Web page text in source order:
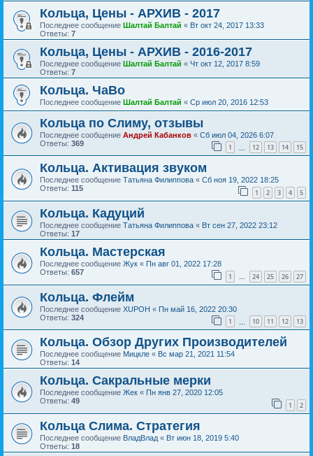
Кольца, Цены - АРХИВ - 2017
Последнее сообщение Шалтай Балтай « Вт окт 24, 2017 13:33
Ответы: 7
Кольца, Цены - АРХИВ - 2016-2017
Последнее сообщение Шалтай Балтай « Чт окт 12, 2017 8:59
Ответы: 7
Кольца. ЧаВо
Последнее сообщение Шалтай Балтай « Ср июл 20, 2016 12:53
Кольца по Слиму, отзывы
Последнее сообщение Андрей Кабанков « Сб июл 04, 2026 6:07
Ответы: 369 1 12 13 14 15
Кольца. Активация звуком
Последнее сообщение Татьяна Филиппова « Сб ноя 19, 2022 18:25
Ответы: 115 1 2 3 4 5
Кольца. Кадуций
Последнее сообщение Татьяна Филиппова « Вт сен 27, 2022 23:12
Ответы: 17
Кольца. Мастерская
Последнее сообщение Жук « Пн авг 01, 2022 17:28
Ответы: 657 1 … 24 25 26 27
Кольца. Флейм
Последнее сообщение XUPOH « Пн май 16, 2022 20:30
Ответы: 324 1 10 11 12 13
Кольца. Обзор Других Производителей
Последнее сообщение Мицкле « Вс мар 21, 2021 11:54
Ответы: 14
Кольца. Сакральные мерки
Последнее сообщение Жек « Пн янв 27, 2020 12:05
Ответы: 49 1 2
Кольца Слима. Стратегия
Последнее сообщение ВладВлад « Вт июн 18, 2019 5:40
Ответы: 18